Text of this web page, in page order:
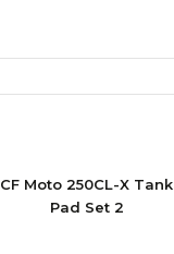
CF Moto 250CL-X Tank
Pad Set 2